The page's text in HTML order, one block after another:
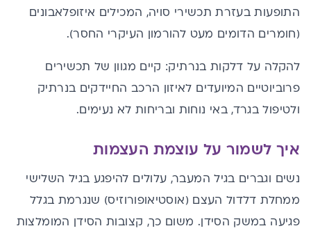
התופעות בעזרת תכשירי סויה, המכילים איזופלאבונים
(חומרים הדומים מעט להורמון העיקרי החסר).
להקלה על דלקות בנרתיק: קיים מגוון של תכשירים
פרוביוטיים המיועדים לאיזון הרכב החיידקים בנרתיק
ולטיפול בגרד, באי נוחות ובריחות לא נעימים.
איך לשמור על עוצמת העצמות
נשים וגברים בגיל המעבר, עלולים להיפגע בגיל השלישי
ממחלת דלדול העצם (אוסטיאופורוזיס) שנגרמת בגלל
פגיעה במשק הסידן. משום כך, קצובות הסידן המומלצות